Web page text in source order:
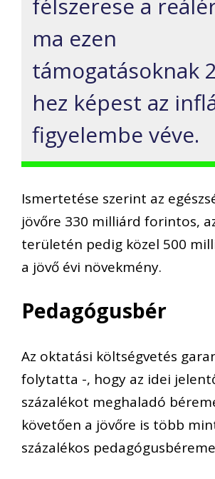
félszerese a
ma ezen
támogatásoknak
hez képest az
figyelembe véve.
Ismertetése szerint az
jövőre 330 milliárd forintos,
területén pedig közel 500
a jövő évi növekmény.
Pedagógusbér
Az oktatási költségvetés
folytatta -, hogy az idei
százalékot meghaladó
követően a jövőre is több
százalékos